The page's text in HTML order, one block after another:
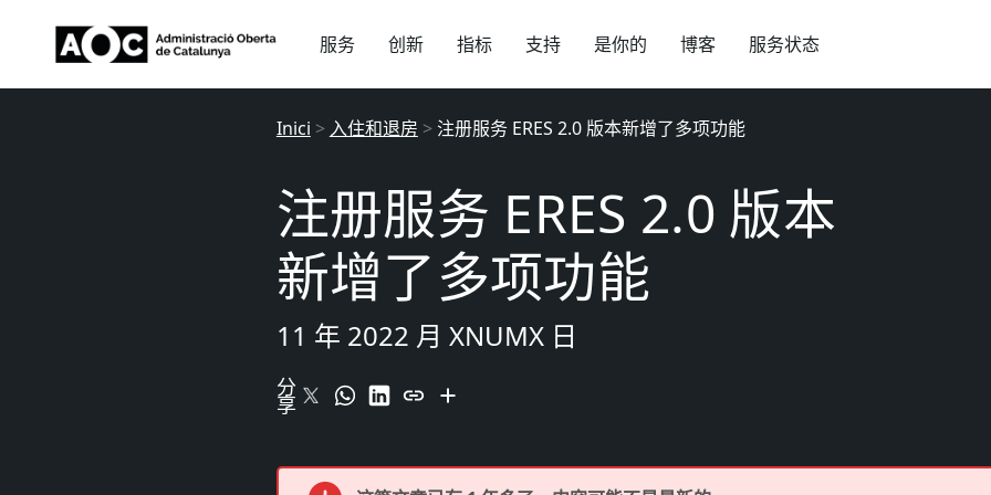
服务 创新 指标 支持 是你的 博客 服务状态
Inici > 入住和退房 >注册服务 ERES 2.0 版本新增了多项功能
注册服务 ERES 2.0 版本
新增了多项功能
11 年 2022 月 XNUMX 日
分
享